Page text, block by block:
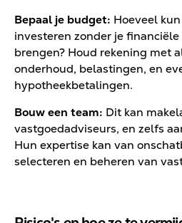
Bepaal je budget: Hoeveel
investeren zonder je
brengen? Houd rekening met
onderhoud, belastingen, en
hypotheekbetalingen.
Bouw een team: Dit kan
vastgoedadviseurs, en zelfs
Hun expertise kan van
selecteren en beheren van